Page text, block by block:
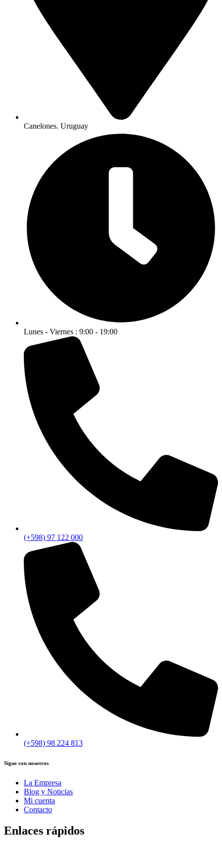
Canelones. Uruguay
Lunes - Viernes : 9:00 - 19:00
(+598) 97 122 000
(+598) 98 224 813
Sigue con nosotros
La Empresa
Blog y Noticias
Mi cuenta
Contacto
Enlaces rápidos